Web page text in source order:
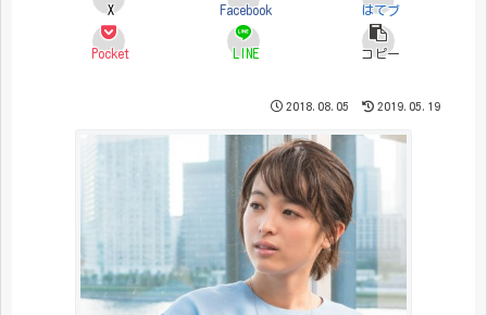
X Facebook はてブ
Pocket LINE コピー
2018.08.05 2019.05.19